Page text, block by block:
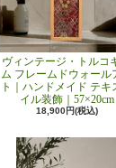
ヴィンテージ・トルコ
ム フレームドウォール
ト｜ハンドメイド テキ
イル装飾｜57×20cm
18,900円(税込)